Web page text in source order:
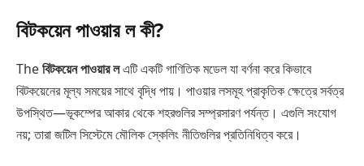
বিটকয়েন পাওয়ার ল কী?
Theবিটকয়েন পাওয়ার লএটি একটি গাণিতিক মডেল যা বর্ণনা করে কিভাবে
বিটকয়েনের মূল্য সময়ের সাথে বৃদ্ধি পায়। পাওয়ার লসমূহ প্রাকৃতিক ক্ষেত্রে সর্বত্র
উপস্থিত—ভূকম্পের আকার থেকে শহরগুলির সম্প্রসারণ পর্যন্ত। এগুলি সংযোগ
নয়; তারা জটিল সিস্টেমে মৌলিক স্কেলিং নীতিগুলির প্রতিনিধিত্ব করে।